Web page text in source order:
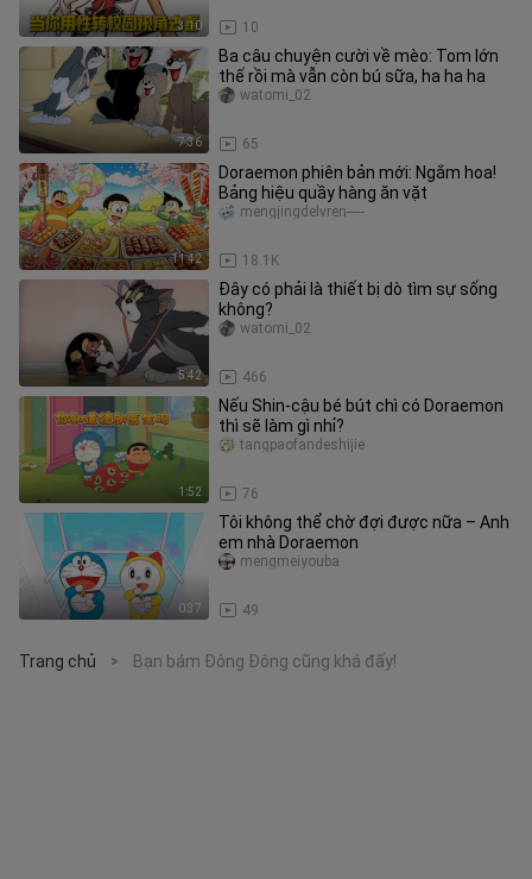
3:10 10
7:36
Ba câu chuyện cười về mèo: Tom lớn
thế rồi mà vẫn còn bú sữa, ha ha ha
65
watomi_02
11:42
Doraemon phiên bản mới: Ngắm hoa!
Bảng hiệu quầy hàng ăn vặt
18.1K
mengjingdelvren-----
5:42
Đây có phải là thiết bị dò tìm sự sống
không?
466
watomi_02
1:52
Nếu Shin-cậu bé bút chì có Doraemon
thì sẽ làm gì nhỉ?
76
tangpaofandeshijie
0:37
Tôi không thể chờ đợi được nữa – Anh
em nhà Doraemon
49
mengmeiyouba
Trang chủ > Bạn bám Đông Đông cũng khá đấy!